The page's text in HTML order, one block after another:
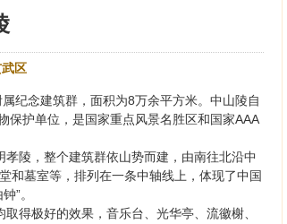
区
纪念建筑群，面积为8万余平方米。中山陵自
保护单位，是国家重点风景名胜区和国家AAA
陵，整个建筑群依山势而建，由南往北沿中
和墓室等，排列在一条中轴线上，体现了中国
”。
得极好的效果，音乐台、光华亭、流徽榭、